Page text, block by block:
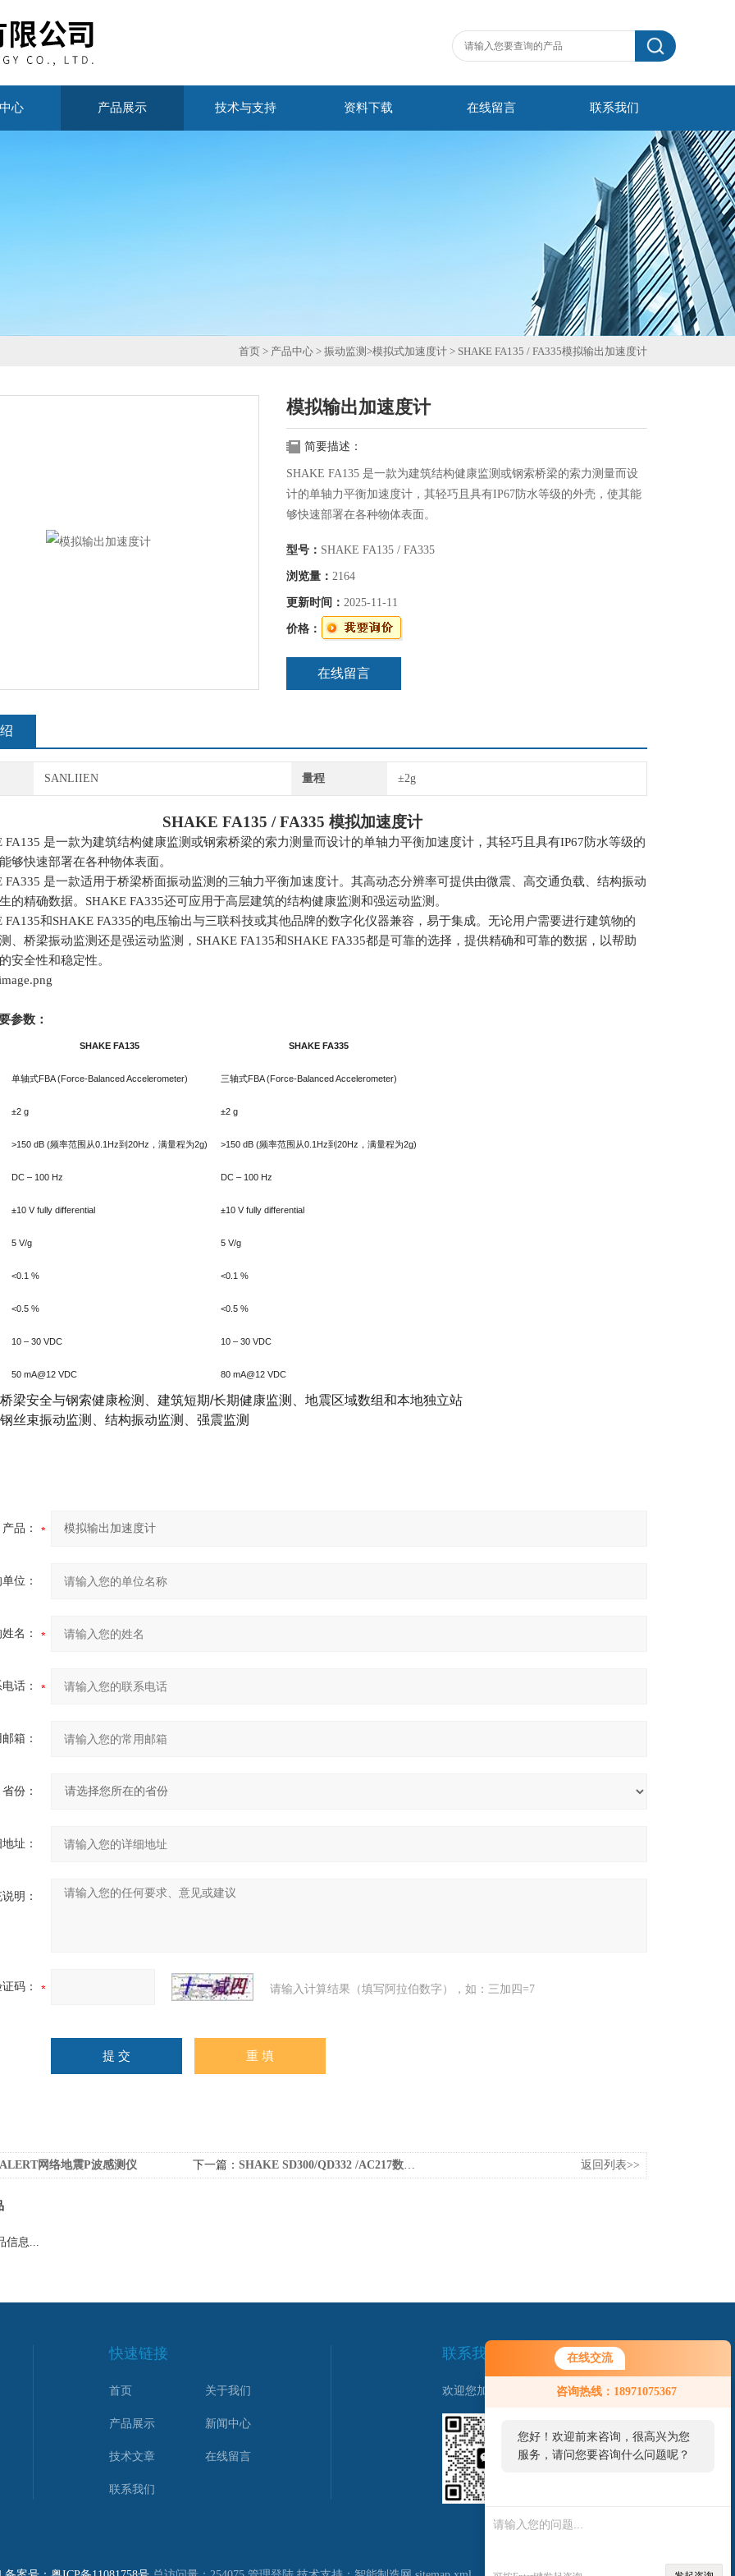
在线交流
咨询热线：18971075367
您好！欢迎前来咨询，很高兴为您
服务，请问您要咨询什么问题呢？
了需求产品，您可以直接在线与我
联系！
心 产品展示 技术与支持 资料下载 在线留言 联系我们
首页 > 产品中心 > 振动监测 >模拟式加速度计 > SHAKE FA135 / FA335模拟输出加速度计
模拟输出加速度计
简要描述：
SHAKE FA135 是一款为建筑结构健康监测或钢索桥梁的索力测量而设
计的单轴力平衡加速度计，其轻巧且具有IP67防水等级的外壳，使其能
够快速部署在各种物体表面。
计。其高动态分辨率可提供由微震、高交通负载、结构振动以及地震产
生的精确数据。SHAKE FA335还可应用于高层建筑的结构健康监测和强
运动监测。
型号： SHAKE FA135 / FA335
浏览量： 2164
更新时间： 2025-11-11
价格：
在线留言
SANLIIEN 量程 ±2g
SHAKE FA135 / FA335 模拟加速度计
FA135 是一款为建筑结构健康监测或钢索桥梁的索力测量而设计的单轴力平衡加速度计，其轻巧且具有IP67防水等级的
够快速部署在各种物体表面。
FA335 是一款适用于桥梁桥面振动监测的三轴力平衡加速度计。其高动态分辨率可提供由微震、高交通负载、结构振动
的精确数据。 SHAKE FA335还可应用于高层建筑的结构健康监测和强运动监测。
FA135和SHAKE FA335的电压输出与三联科技或其他品牌的数字化仪器兼容，易于集成。无论用户需要进行建筑物的
、桥梁振动监测还是强运动监测， SHAKE FA135和SHAKE FA335都是可靠的选择，提供精确和可靠的数据，以帮助
安全性和稳定性。
参数：
SHAKE FA135 SHAKE FA335
单轴式FBA (Force-Balanced Accelerometer) 三轴式FBA (Force-Balanced Accelerometer)
±2 g ±2 g
>150 dB (频率范围从0.1Hz到20Hz ，满量程为2g) >150 dB (频率范围从0.1Hz到20Hz ，满量程为2g)
DC – 100 Hz DC – 100 Hz
±10 V fully differential ±10 V fully differential
5 V/g 5 V/g
<0.1 % <0.1 %
<0.5 % <0.5 %
10 – 30 VDC 10 – 30 VDC
50 mA@12 VDC 80 mA@12 VDC
桥梁安全与钢索健康检测、建筑短期/长期健康监测、地震区域数组和本地独立站
钢丝束振动监测、结构振动监测、强震监测
产品：
位：
名：
话：
箱：
省份：
址：
明：
码： 请输入计算结果（填写阿拉伯数字），如：三加四=7
网络地震P波感测仪 下一篇： SHAKE SD300/QD332 /AC217数位式地震仪 返回列表>>
信息...
快速链接
首页 关于我们
产品展示 新闻中心
技术文章 在线留言
联系我们
联系我们
欢迎您加我微信了解更多信息：